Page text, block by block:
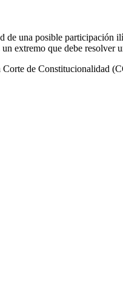
una posible participación
extremo que debe resolver
de Constitucionalidad